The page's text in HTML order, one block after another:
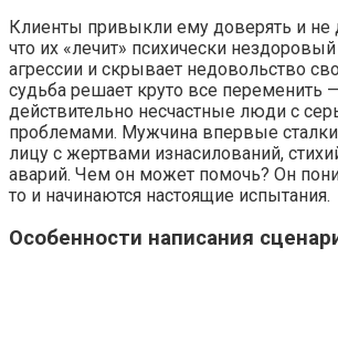
Клиенты привыкли ему доверять и не
что их «лечит» психически
агрессии и скрывает недовольство
судьба решает круто все переменить
действительно несчастные люди с
проблемами. Мужчина впервые
лицу с жертвами изнасилований,
аварий. Чем он может помочь? Он
то и начинаются настоящие испытания.
Особенности написания